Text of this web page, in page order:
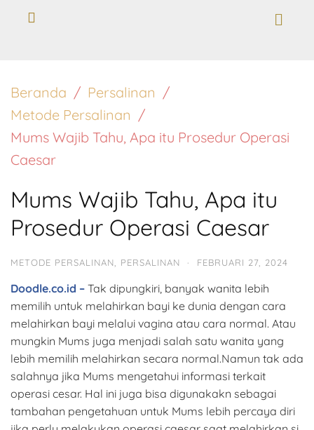
Beranda
Persalinan
Metode Persalinan
Mums Wajib Tahu, Apa itu Prosedur Operasi
Caesar
Mums Wajib Tahu, Apa itu
Prosedur Operasi Caesar
METODE PERSALINAN PERSALINAN · FEBRUARI 27, 2024
Doodle.co.id – Tak dipungkiri, banyak wanita lebih
memilih untuk melahirkan bayi ke dunia dengan cara
melahirkan bayi melalui vagina atau cara normal. Atau
mungkin Mums juga menjadi salah satu wanita yang
lebih memilih melahirkan secara normal.Namun tak ada
salahnya jika Mums mengetahui informasi terkait
operasi cesar. Hal ini juga bisa digunakakn sebagai
tambahan pengetahuan untuk Mums lebih percaya diri